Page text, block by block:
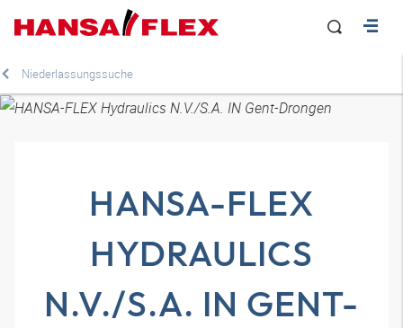
Niederlassungssuche
HANSA-FLEX
HYDRAULICS
N.V./S.A. IN GENT-